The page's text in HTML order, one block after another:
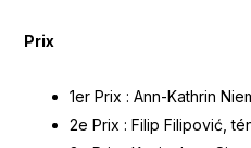
Prix
1er Prix : Ann-Kathrin
2e Prix : Filip Filipović,